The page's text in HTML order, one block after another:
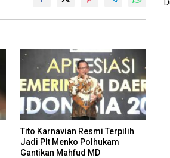
Tito Karnavian Resmi Terpilih
Jadi Plt Menko Polhukam
Gantikan Mahfud MD